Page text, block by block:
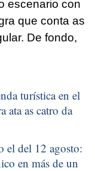
escenario con
que conta as
De fondo,
turística en el
ata as catro da
el del 12 agosto:
en más de un